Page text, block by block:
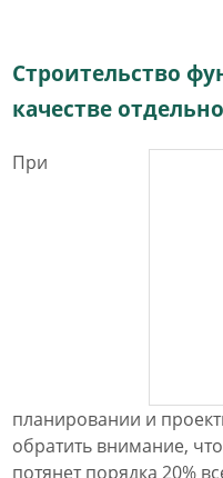
Строительство
качестве
При
планировании и
обратить внимание,
потянет порядка 20%